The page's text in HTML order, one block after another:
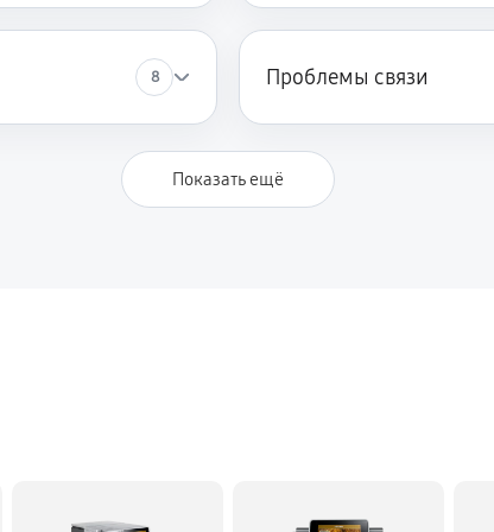
8 Проблемы связи
Показать ещё